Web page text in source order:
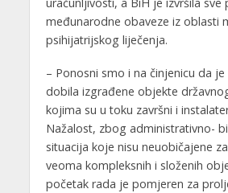
međunarodne obaveze iz oblasti
psihijatrijskog liječenja.
– Ponosni smo i na činjenicu da
dobila izgrađene objekte
kojima su u toku završni i
Nažalost, zbog administrativno-
situacija koje nisu neuobičajene
veoma kompleksnih i složenih
početak rada je pomjeren za